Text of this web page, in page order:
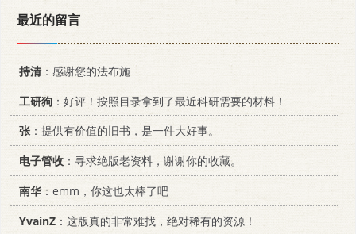
最近的留言
持清 ：感谢您的法布施
工研狗 ：好评！按照目录拿到了最近科研需要的材料！
张：提供有价值的旧书，是一件大好事。
电子管收 ：寻求绝版老资料，谢谢你的收藏。
南华：emm，你这也太棒了吧
YvainZ ：这版真的非常难找，绝对稀有的资源！